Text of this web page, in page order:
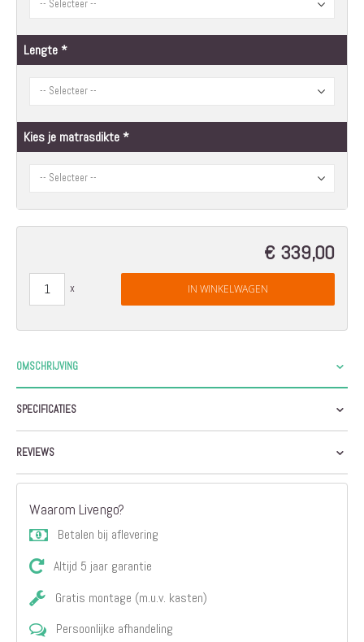
Lengte
Kies je matrasdikte
€ 339,00
IN WINKELWAGEN
OMSCHRIJVING
SPECIFICATIES
REVIEWS
Waarom Livengo?
Betalen bij aflevering
Altijd 5 jaar garantie
Gratis montage (m.u.v. kasten)
Persoonlijke afhandeling